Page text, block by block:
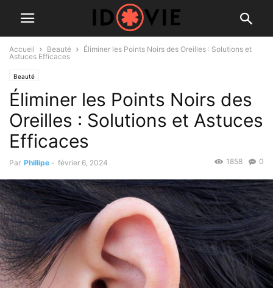
Accueil Beauté
Éliminer les Points Noirs des Oreilles : Solutions et
Astuces Efficaces
Beauté
Éliminer les Points Noirs des
Oreilles : Solutions et Astuces
Efficaces
Par Phillipe - février 6, 2024 0
1858